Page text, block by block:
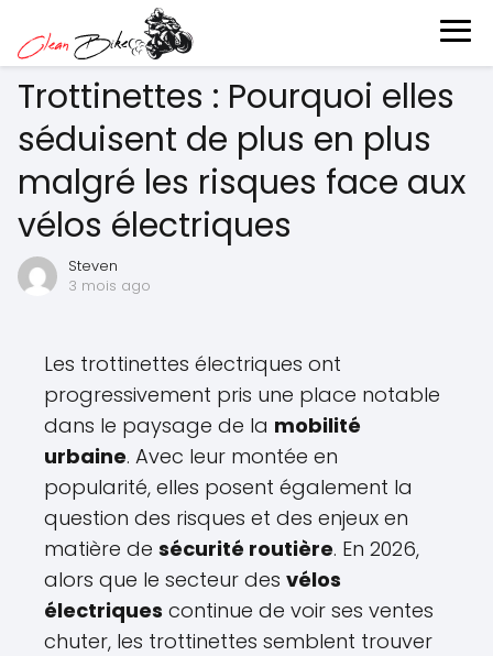
Trottinettes : Pourquoi elles
séduisent de plus en plus
malgré les risques face aux
vélos électriques
Steven
3 mois ago
Les trottinettes électriques ont
progressivement pris une place notable
dans le paysage de la mobilité
urbaine. Avec leur montée en
popularité, elles posent également la
question des risques et des enjeux en
matière de sécurité routière. En 2026,
alors que le secteur des vélos
électriques continue de voir ses ventes
chuter, les trottinettes semblent trouver